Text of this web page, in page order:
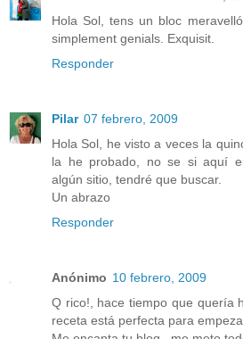
Hola Sol, tens un bloc
simplement genials. Exquisit.
Responder
Pilar 07 febrero, 2009
Hola Sol, he visto a veces la
la he probado, no se si aquí
algún sitio, tendré que buscar.
Un abrazo
Responder
Anónimo 10 febrero, 2009
Q rico!, hace tiempo que quería
receta está perfecta para